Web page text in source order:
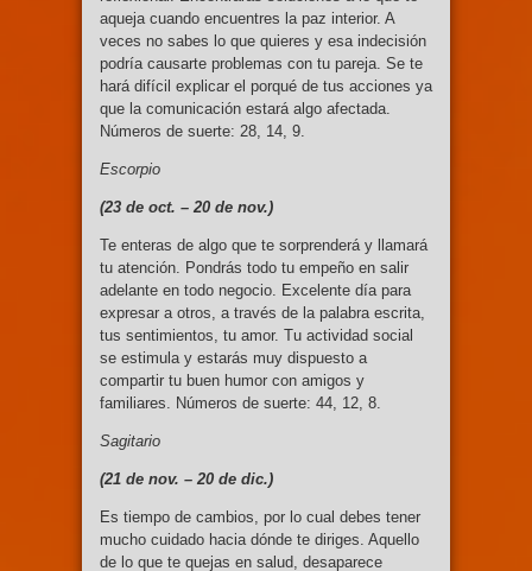
aqueja cuando encuentres la paz interior. A
veces no sabes lo que quieres y esa indecisión
podría causarte problemas con tu pareja. Se te
hará difícil explicar el porqué de tus acciones ya
que la comunicación estará algo afectada.
Números de suerte: 28, 14, 9.
Escorpio
(23 de oct. – 20 de nov.)
Te enteras de algo que te sorprenderá y llamará
tu atención. Pondrás todo tu empeño en salir
adelante en todo negocio. Excelente día para
expresar a otros, a través de la palabra escrita,
tus sentimientos, tu amor. Tu actividad social
se estimula y estarás muy dispuesto a
compartir tu buen humor con amigos y
familiares. Números de suerte: 44, 12, 8.
Sagitario
(21 de nov. – 20 de dic.)
Es tiempo de cambios, por lo cual debes tener
mucho cuidado hacia dónde te diriges. Aquello
de lo que te quejas en salud, desaparece